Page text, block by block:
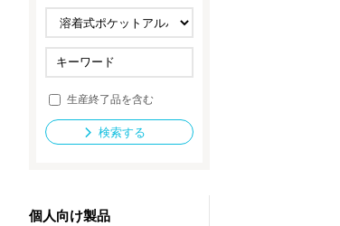
防災・
セキュリティ用品
法人向け製品
導入事例
生産終了品を含む
検索する
個人向け製品